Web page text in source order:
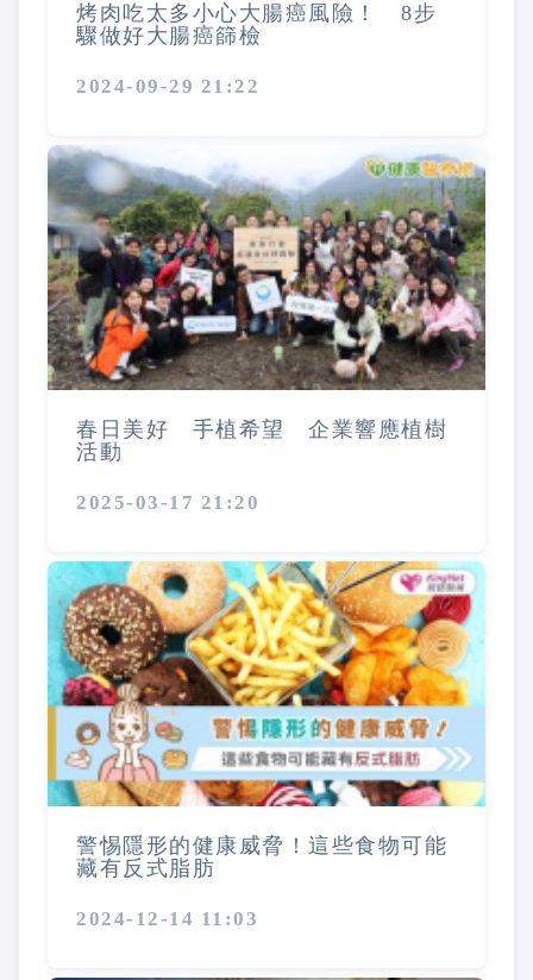
烤肉吃太多小心大腸癌風險！ 8步
驟做好大腸癌篩檢
2024-09-29 21:22
春日美好 手植希望 企業響應植樹
活動
2025-03-17 21:20
警惕隱形的健康威脅！這些食物可能
藏有反式脂肪
2024-12-14 11:03